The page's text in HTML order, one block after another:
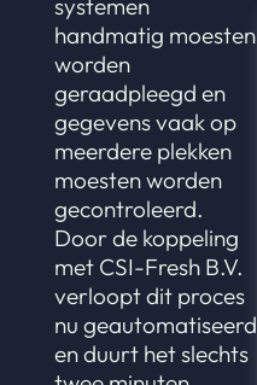
systemen
handmatig moesten
worden
geraadpleegd en
gegevens vaak op
meerdere plekken
moesten worden
gecontroleerd.
Door de koppeling
met CSI-Fresh B.V.
verloopt dit proces
nu geautomatiseerd
en duurt het slechts